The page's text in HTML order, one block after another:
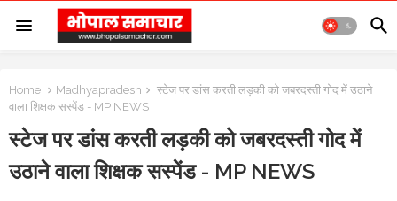
Home Madhyapradesh
स्टेज पर डांस करती लड़की को जबरदस्ती गोद में उठाने
वाला शिक्षक सस्पेंड - MP NEWS
स्टेज पर डांस करती लड़की को जबरदस्ती गोद में
उठाने वाला शिक्षक सस्पेंड - MP NEWS